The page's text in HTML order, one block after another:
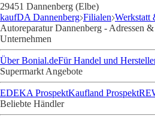
29451 Dannenberg (Elbe)
kaufDA Dannenberg Filialen Werkstatt
Autoreparatur Dannenberg - Adressen
Unternehmen
Über Bonial.deFür Handel und
Supermarkt Angebote
EDEKA ProspektKaufland Prospekt
Beliebte Händler